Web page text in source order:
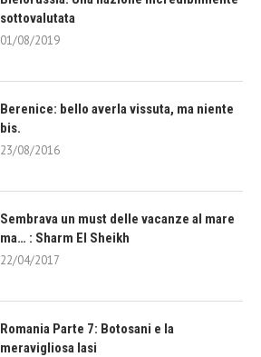
sottovalutata
01/08/2019
Berenice: bello averla vissuta, ma niente
bis.
23/08/2016
Sembrava un must delle vacanze al mare
ma… : Sharm El Sheikh
22/04/2017
Romania Parte 7: Botosani e la
meravigliosa Iasi